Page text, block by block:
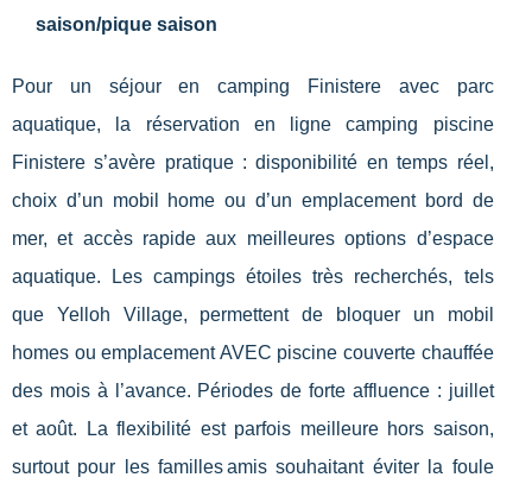
saison/pique saison
Pour un séjour en camping Finistere avec parc
aquatique, la réservation en ligne camping piscine
Finistere s’avère pratique : disponibilité en temps réel,
choix d’un mobil home ou d’un emplacement bord de
mer, et accès rapide aux meilleures options d’espace
aquatique. Les campings étoiles très recherchés, tels
que Yelloh Village, permettent de bloquer un mobil
homes ou emplacement AVEC piscine couverte chauffée
des mois à l’avance. Périodes de forte affluence : juillet
et août. La flexibilité est parfois meilleure hors saison,
surtout pour les familles amis souhaitant éviter la foule